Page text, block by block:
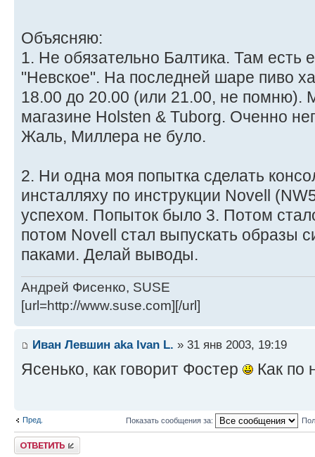
Объясняю:
1. Не обязательно Балтика. Там
"Невское". На последней шаре пиво
18.00 до 20.00 (или 21.00, не помню).
магазине Holsten & Tuborg. Оченно
Жаль, Миллера не було.
2. Ни одна моя попытка сделать
инсталляху по инструкции Novell
успехом. Попыток было 3. Потом
потом Novell стал выпускать образы
паками. Делай выводы.
Андрей Фисенко, SUSE
[url=http://www.suse.com][/url]
Иван Левшин aka Ivan L. » 31 янв 2003, 19:19
Ясенько, как говорит Фостер Как по
Пред. Показать сообщения за:
Ответить